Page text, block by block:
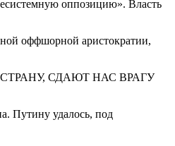
оппозицию». Власть
оффшорной аристократии,
СТРАНУ, СДАЮТ НАС ВРАГУ
Путину удалось, под